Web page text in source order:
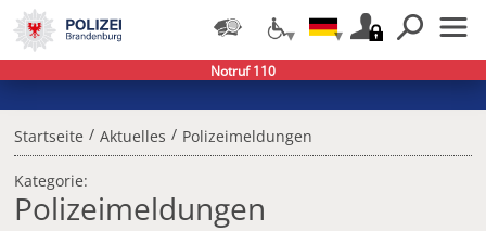
Startseite / Aktuelles / Polizeimeldungen
Kategorie:
Polizeimeldungen
Notruf 110